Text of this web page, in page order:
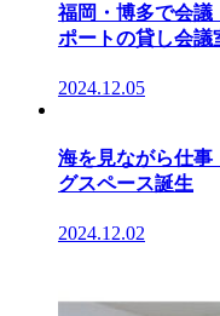
福岡・博多で会議
ポートの貸し会議
2024.12.05
海を見ながら仕事
グスペース誕生
2024.12.02